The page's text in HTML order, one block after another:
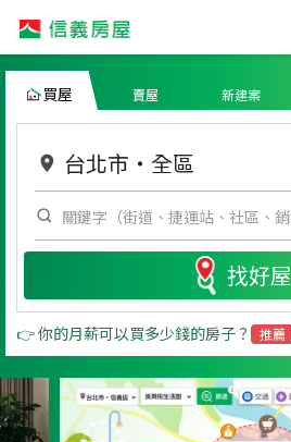
買屋 賣屋 新建案
台北市 ・ 全區
找好屋
👉 你的月薪可以買多少錢的房子？ 推薦